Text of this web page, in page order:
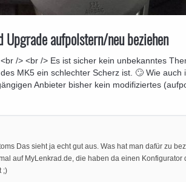
Upgrade aufpolstern/neu beziehen
/> <br /> Es ist sicher kein unbekanntes
MK5 ein schlechter Scherz ist. 🙄 Wie auch
Anbieter bisher kein modifiziertes
Das sieht ja echt gut aus. Was hat man dafür zu
auf MyLenkrad.de, die haben da einen Konfigurator
;)